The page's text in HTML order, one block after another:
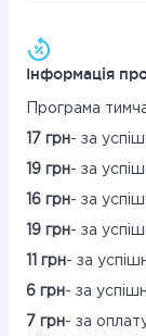
Інформація
Програма
17 грн- за
19 грн- за
16 грн- за
19 грн- за
11 грн- за
6 грн- за
7 грн- за